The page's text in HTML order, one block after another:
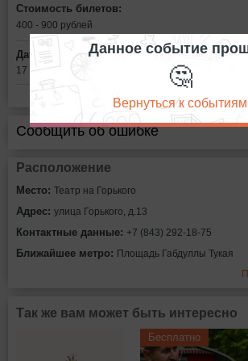
Стоимость билетов:
400 - 900 рублей
Дата:
17 мая в 13:00
Сообщить об ошибке
Расположение
Место: Театр на Горького
Адрес: улица Горького, д.13
Контактные данные: +7 (843) 292-18-75
Ближайшее метро: Площадь Габдуллы Тукая
Так же вам может быть интересно
Бесплатно
Данное событие
🤔
Вернуться к событиям